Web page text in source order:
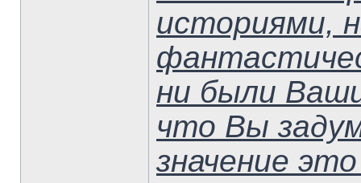
историями,
ни были
что Вы
значение